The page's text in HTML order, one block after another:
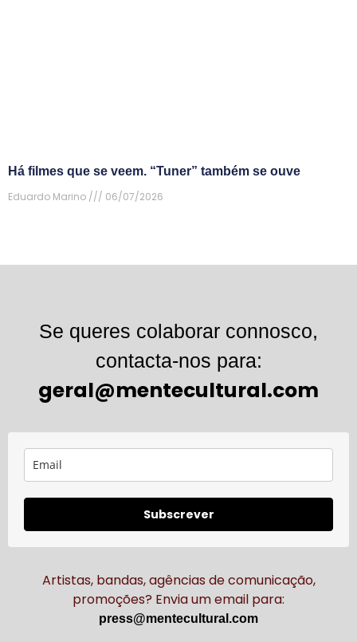
Há filmes que se veem. “Tuner” também se ouve
Eduardo Marino
06/07/2026
Se queres colaborar connosco,
contacta-nos para:
geral@mentecultural.com
Subscrever
Artistas, bandas, agências de comunicação,
promoções? Envia um email para:
press@mentecultural.com